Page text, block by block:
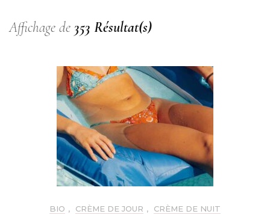
Affichage de 353 Résultat(s)
BIO , CRÈME DE JOUR , CRÈME DE NUIT